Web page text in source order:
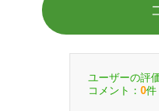
ユーザーの評
コメント： 0件